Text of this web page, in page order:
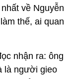
về Nguyễn
thế, ai quan
nhận ra: ông
là người gieo